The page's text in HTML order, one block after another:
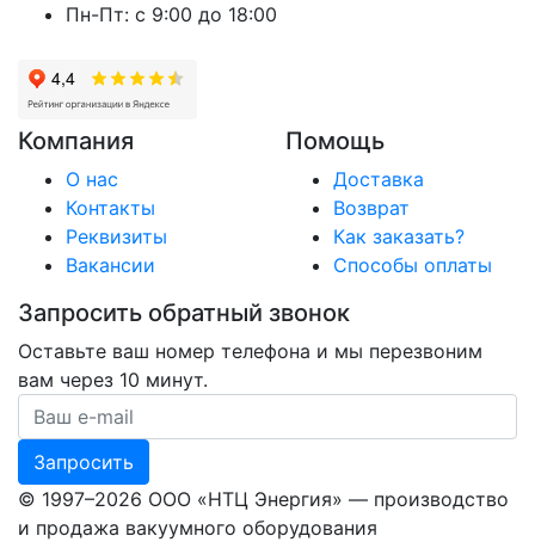
Пн-Пт: с 9:00 до 18:00
Компания
О нас
Контакты
Реквизиты
Вакансии
Помощь
Доставка
Возврат
Как заказать?
Способы оплаты
Запросить обратный звонок
Оставьте ваш номер телефона и мы перезвоним
вам через 10 минут.
Ваш номер телефона
Запросить
© 1997–2026 ООО «НТЦ Энергия» — производство
и продажа вакуумного оборудования